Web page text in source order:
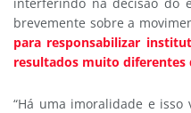
brevemente sobre a
para responsabilizar
resultados muito diferentes
“Há uma imoralidade e